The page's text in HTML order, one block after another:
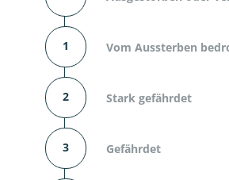
1 Vom Aussterben
2 Stark gefährdet
3 Gefährdet